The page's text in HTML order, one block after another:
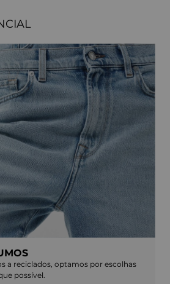
a reciclados, optamos por escolhas
possível.